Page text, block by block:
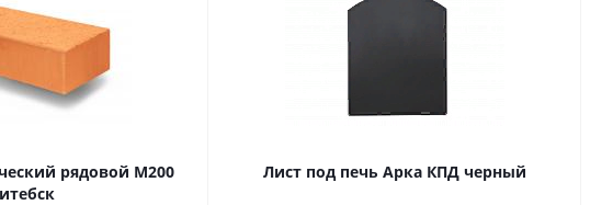
рядовой М200
Лист под печь Арка КПД черный